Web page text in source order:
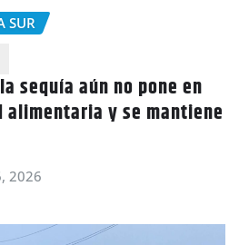
SUR
sequía aún no pone en
y se mantiene
2026